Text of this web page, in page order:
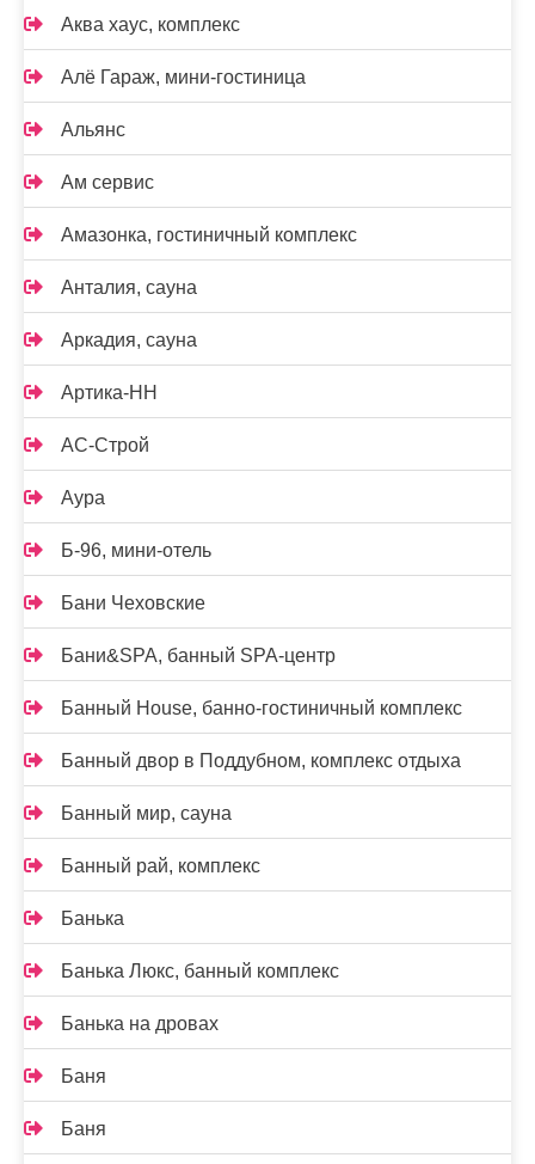
Аква хаус, комплекс
Алё Гараж, мини-гостиница
Альянс
Ам сервис
Амазонка, гостиничный комплекс
Анталия, сауна
Аркадия, сауна
Артика-НН
АС-Строй
Аура
Б-96, мини-отель
Бани Чеховские
Бани&SPA, банный SPA-центр
Банный House, банно-гостиничный комплекс
Банный двор в Поддубном, комплекс отдыха
Банный мир, сауна
Банный рай, комплекс
Банька
Банька Люкс, банный комплекс
Банька на дровах
Баня
Баня